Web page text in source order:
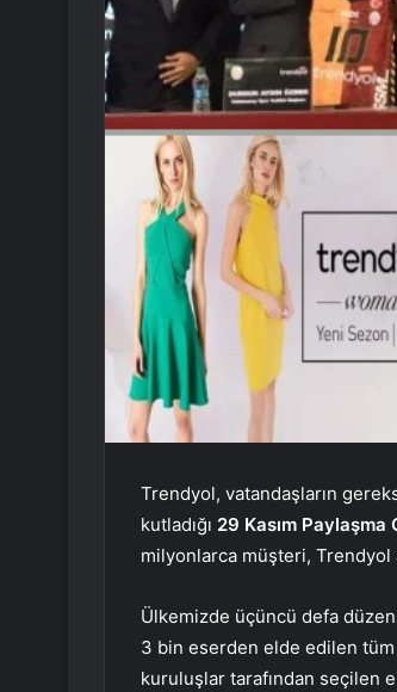
Trendyol, vatandaşların
kutladığı 29 Kasım Paylaşma
milyonlarca müşteri, Trendyol
Ülkemizde üçüncü defa
3 bin eserden elde edilen
kuruluşlar tarafından seçilen